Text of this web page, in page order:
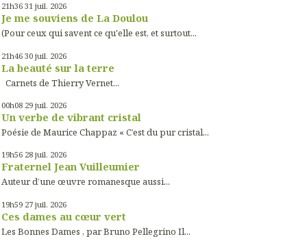
21h36 31 juil. 2026
Je me souviens de La Doulou
(Pour ceux qui savent ce qu'elle est, et surtout...
21h46 30 juil. 2026
La beauté sur la terre
Carnets de Thierry Vernet...
00h08 29 juil. 2026
Un verbe de vibrant cristal
Poésie de Maurice Chappaz « C’est du pur cristal...
19h56 28 juil. 2026
Fraternel Jean Vuilleumier
Auteur d’une œuvre romanesque aussi...
19h59 27 juil. 2026
Ces dames au cœur vert
Les Bonnes Dames , par Bruno Pellegrino Il...